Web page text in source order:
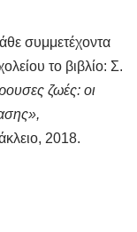
συμμετέχοντα
το βιβλίο: Σ.
ζωές: οι
2018.